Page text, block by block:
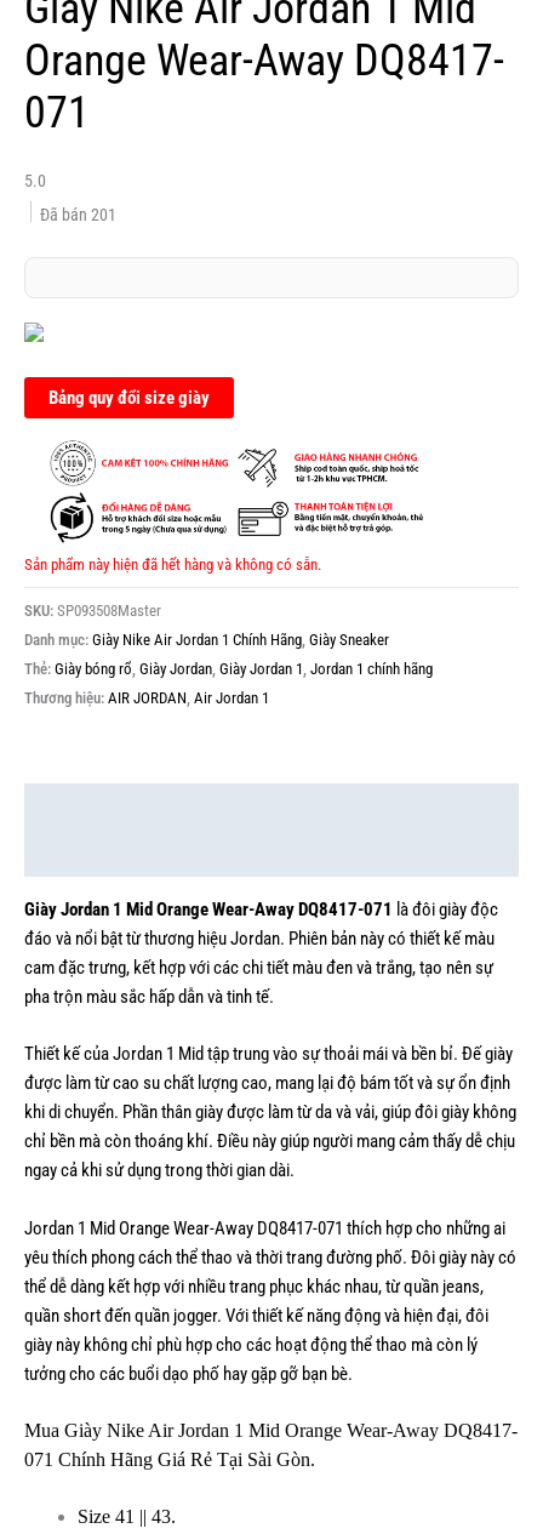
Orange Wear-Away DQ8417-
071
5.0
Đã bán 201
Bảng quy đổi size giày
Sản phẩm này hiện đã hết hàng và không có sẵn.
SKU: SP093508Master
Danh mục: Giày Nike Air Jordan 1 Chính Hãng Giày Sneaker
Thẻ: Giày bóng rổ Giày Jordan Giày Jordan 1 Jordan 1 chính hãng
Thương hiệu: AIR JORDAN Air Jordan 1
Giày Jordan 1 Mid Orange Wear-Away DQ8417-071 là đôi giày độc
đáo và nổi bật từ thương hiệu Jordan. Phiên bản này có thiết kế màu
cam đặc trưng, kết hợp với các chi tiết màu đen và trắng, tạo nên sự
pha trộn màu sắc hấp dẫn và tinh tế.
Thiết kế của Jordan 1 Mid tập trung vào sự thoải mái và bền bỉ. Đế giày
được làm từ cao su chất lượng cao, mang lại độ bám tốt và sự ổn định
khi di chuyển. Phần thân giày được làm từ da và vải, giúp đôi giày không
chỉ bền mà còn thoáng khí. Điều này giúp người mang cảm thấy dễ chịu
ngay cả khi sử dụng trong thời gian dài.
Jordan 1 Mid Orange Wear-Away DQ8417-071 thích hợp cho những ai
yêu thích phong cách thể thao và thời trang đường phố. Đôi giày này có
thể dễ dàng kết hợp với nhiều trang phục khác nhau, từ quần jeans,
quần short đến quần jogger. Với thiết kế năng động và hiện đại, đôi
giày này không chỉ phù hợp cho các hoạt động thể thao mà còn lý
tưởng cho các buổi dạo phố hay gặp gỡ bạn bè.
Mua Giày Nike Air Jordan 1 Mid Orange Wear-Away DQ8417-
071 Chính Hãng Giá Rẻ Tại Sài Gòn.
Size 41 || 43.